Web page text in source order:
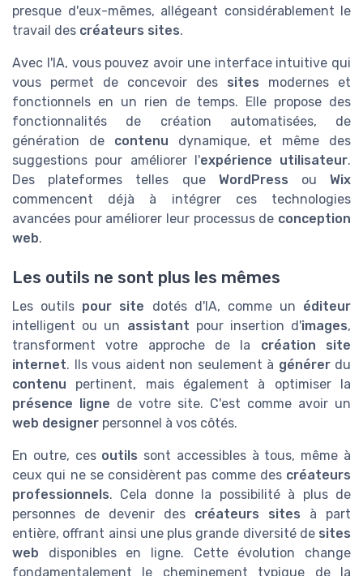
presque d'eux-mêmes, allégeant considérablement le
travail des créateurs sites.
Avec l'IA, vous pouvez avoir une interface intuitive qui
vous permet de concevoir des sites modernes et
fonctionnels en un rien de temps. Elle propose des
fonctionnalités de création automatisées, de
génération de contenu dynamique, et même des
suggestions pour améliorer l'expérience utilisateur.
Des plateformes telles que WordPress ouWix
commencent déjà à intégrer ces technologies
avancées pour améliorer leur processus de conception
web.
Les outils ne sont plus les mêmes
Les outils pour site dotés d'IA, comme un éditeur
intelligent ou un assistant pour insertion d'images,
transforment votre approche de la création site
internet. Ils vous aident non seulement à générerdu
contenu pertinent, mais également à optimiser la
présence ligne de votre site. C'est comme avoir un
web designer personnel à vos côtés.
En outre, ces outils sont accessibles à tous, même à
ceux qui ne se considèrent pas comme des créateurs
professionnels. Cela donne la possibilité à plus de
personnes de devenir des créateurs sites à part
entière, offrant ainsi une plus grande diversité de sites
web disponibles en ligne. Cette évolution change
fondamentalement le cheminement typique de la